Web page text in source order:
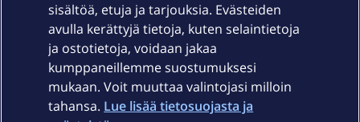
Tosin vaikuttaa näin lyhyen kokeilun jälkeen että 600M
netti antaa huonommat nopeudet kuin edellinen 300M
Periaatteessa samalla yhteystekniikalla noin ei pitäisi
olla, mutta mistä sen tietää. Ero voi johtua siitäkin, että
laite ei ole enää ihan samassa paikassa?
sisältöä, etuja ja tarjouksia. Evästeiden
avulla kerättyjä tietoja, kuten selaintietoja
ja ostotietoja, voidaan jakaa
kumppaneillemme suostumuksesi
mukaan. Voit muuttaa valintojasi milloin
tahansa. Lue lisää tietosuojasta ja